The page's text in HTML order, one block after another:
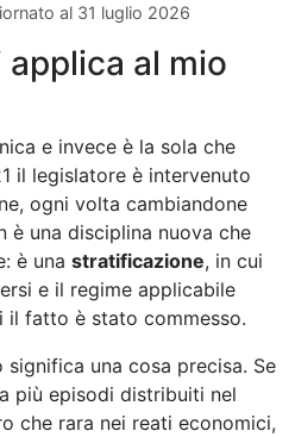
al 31 luglio 2026
applica al mio
e invece è la sola che
il legislatore è intervenuto
ogni volta cambiandone
è una disciplina nuova che
è una stratificazione, in cui
e il regime applicabile
il fatto è stato commesso.
una cosa precisa. Se
più episodi distribuiti nel
che rara nei reati economici,